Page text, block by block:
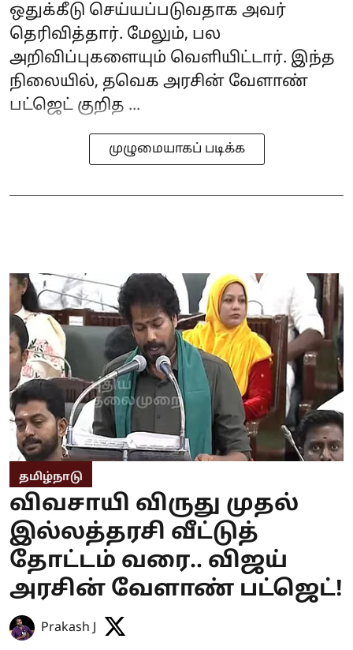
ஒதுக்கீடு செய்யப்படுவதாக அவர்
தெரிவித்தார். மேலும், பல
அறிவிப்புகளையும் வெளியிட்டார். இந்த
நிலையில், தவெக அரசின் வேளாண்
பட்ஜெட் குறித ...
முழுமையாகப் படிக்க
தமிழ்நாடு
விவசாயி விருது முதல்
இல்லத்தரசி வீட்டுத்
தோட்டம் வரை.. விஜய்
அரசின் வேளாண் பட்ஜெட்!
Prakash J